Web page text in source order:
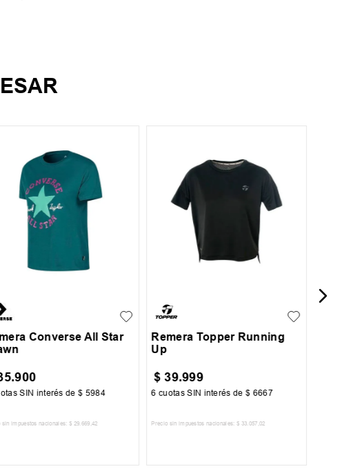
Converse All Star
.900
SIN interés de$ 5984
sin impuestos nacionales: $ 29.669 ,42
Remera Topper Running
Up
$ 39.999
6 cuotas SIN interés de$ 6667
Precio sin impuestos nacionales: $ 33.057 ,02